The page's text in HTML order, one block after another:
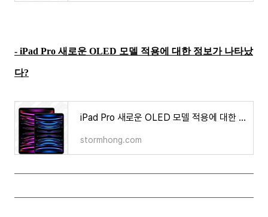
- iPad Pro 새로운 OLED 모델 적용에 대한 정보가 나타났
다?
iPad Pro 새로운 OLED 모델 적용에 대한 정보가 나타났다?
stormhong.com